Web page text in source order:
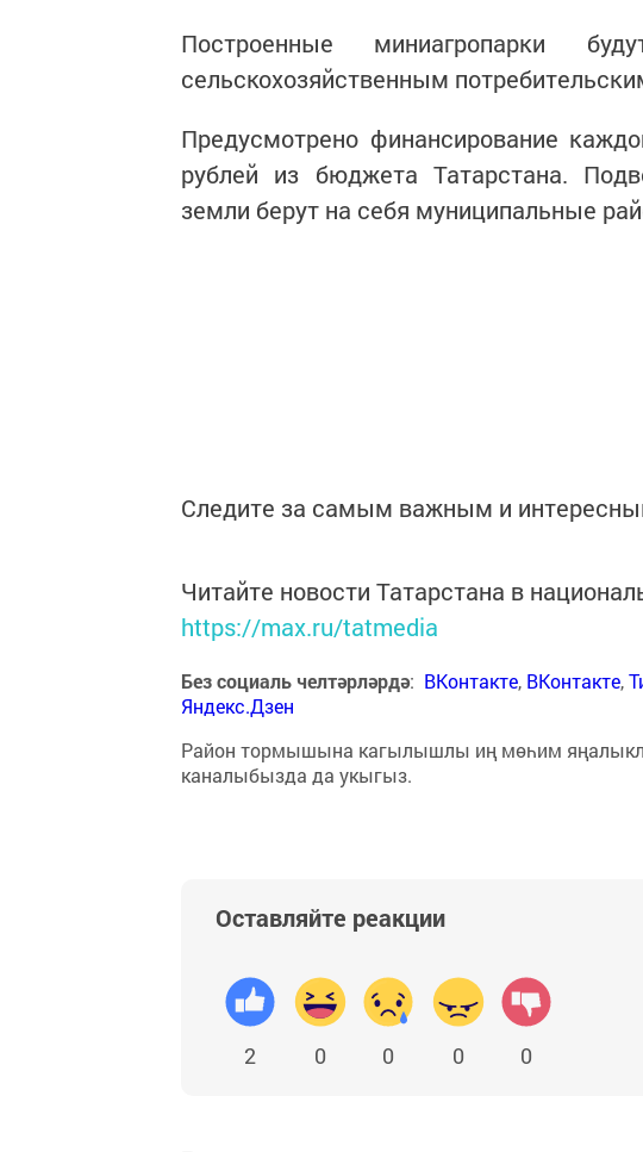
Построенные миниагропарки
сельскохозяйственным
Предусмотрено финансирование
рублей из бюджета Татарстана.
земли берут на себя муниципальные
Следите за самым важным и
Читайте новости Татарстана в
https://max.ru/tatmedia
Без социаль челтәрләрдә: ВКонтакте, ВКонтакте,
Яндекс.Дзен
Район тормышына кагылышлы иң мөһим
каналыбызда да укыгыз.
Оставляйте реакции
2 0 0 0 0